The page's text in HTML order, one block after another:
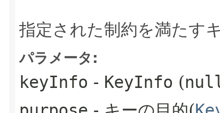
指定された制約を満たす
パラメータ:
keyInfo - KeyInfo (